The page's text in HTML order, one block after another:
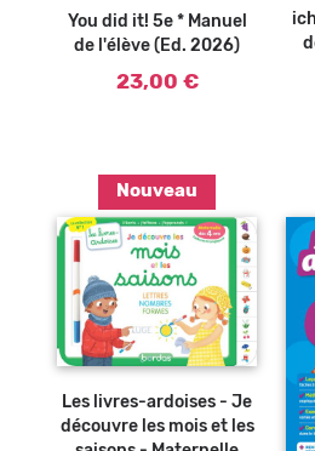
You did it! 5e * Manuel
de l'élève (Ed. 2026)
23,00 €
Nouveau
Ajouter au
Les livres-ardoises - Je
découvre les mois et les